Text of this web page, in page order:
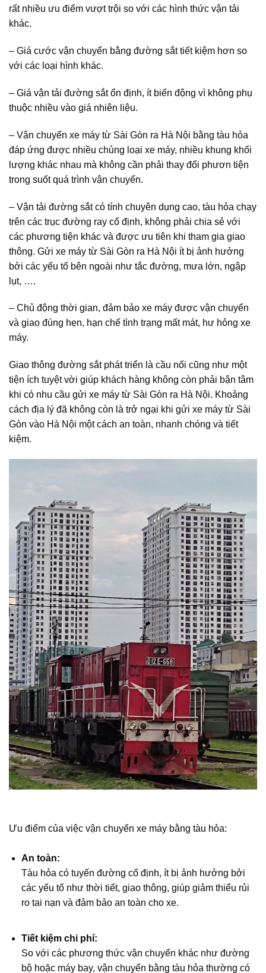
rất nhiều ưu điểm vượt trội so với các hình thức vận tải
khác.
– Giá cước vận chuyển bằng đường sắt tiết kiệm hơn so
với các loại hình khác.
– Giá vận tải đường sắt ổn định, ít biến động vì không phụ
thuộc nhiều vào giá nhiên liệu.
– Vận chuyển xe máy từ Sài Gòn ra Hà Nội bằng tàu hỏa
đáp ứng được nhiều chủng loại xe máy, nhiều khung khối
lượng khác nhau mà không cần phải thay đổi phươn tiện
trong suốt quá trình vận chuyển.
– Vận tải đường sắt có tính chuyên dụng cao, tàu hỏa chạy
trên các trục đường ray cố định, không phải chia sẻ với
các phương tiện khác và được ưu tiên khi tham gia giao
thông. Gửi xe máy từ Sài Gòn ra Hà Nội ít bị ảnh hưởng
bởi các yếu tố bên ngoài như tắc đường, mưa lớn, ngập
lụt, ….
– Chủ động thời gian, đảm bảo xe máy được vận chuyển
và giao đúng hẹn, hạn chế tình trạng mất mát, hư hỏng xe
máy.
Giao thông đường sắt phát triển là cầu nối cũng như một
tiện ích tuyệt vời giúp khách hàng không còn phải bận tâm
khi có nhu cầu gửi xe máy từ Sài Gòn ra Hà Nội. Khoảng
cách địa lý đã không còn là trở ngại khi gửi xe máy từ Sài
Gòn vào Hà Nội một cách an toàn, nhanh chóng và tiết
kiệm.
Ưu điểm của việc vận chuyển xe máy bằng tàu hỏa:
An toàn:
Tàu hỏa có tuyến đường cố định, ít bị ảnh hưởng bởi
các yếu tố như thời tiết, giao thông, giúp giảm thiểu rủi
ro tai nạn và đảm bảo an toàn cho xe.
Tiết kiệm chi phí:
So với các phương thức vận chuyển khác như đường
bộ hoặc máy bay, vận chuyển bằng tàu hỏa thường có